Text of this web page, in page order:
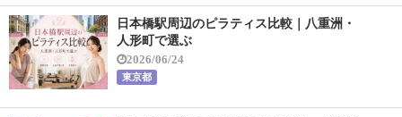
日本橋駅周辺のピラティス比較｜八重洲・
人形町で選ぶ
2026/06/24
東京都